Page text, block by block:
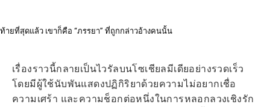
ท้ายที่สุดแล้ว เขาก็คือ “ภรรยา” ที่ถูกกล่าวอ้างคนนั้น
เรื่องราวนี้กลายเป็นไวรัลบนโซเชียลมีเดียอย่างรวดเร็ว
โดยมีผู้ใช้นับพันแสดงปฏิกิริยาด้วยความไม่อยากเชื่อ
ความเศร้า และความช็อกต่อหนึ่งในการหลอกลวงเชิงรัก